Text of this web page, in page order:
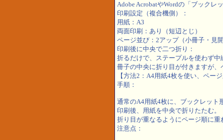
Adobe AcrobatやWordの「ブックレ
印刷設定（複合機側）：
用紙：A3
両面印刷：あり（短辺とじ）
ページ並び：2アップ（小冊子・見
印刷後に中央で二つ折り：
折るだけで、ステープルを使わず
冊子の中央に折り目が付きますが、
【方法2：A4用紙4枚を使い、ペー
手順：
通常のA4用紙4枚に、ブックレット
印刷後、用紙を中央で折りたたむ。
折り目が重なるようにページ順に
注意点：